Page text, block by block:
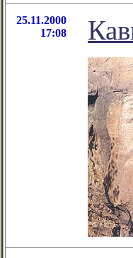
25.11.2000
17:08